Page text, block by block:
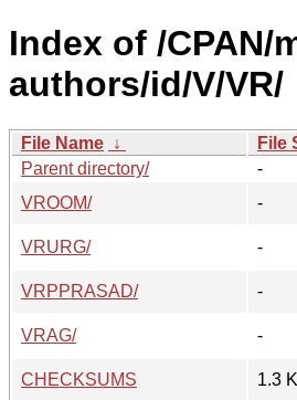
Index of /CPAN/
authors/id/V/VR/
File Name ↓ File
Parent directory/
-
VROOM/
-
VRURG/
-
VRPPRASAD/
-
VRAG/
-
CHECKSUMS
1.3